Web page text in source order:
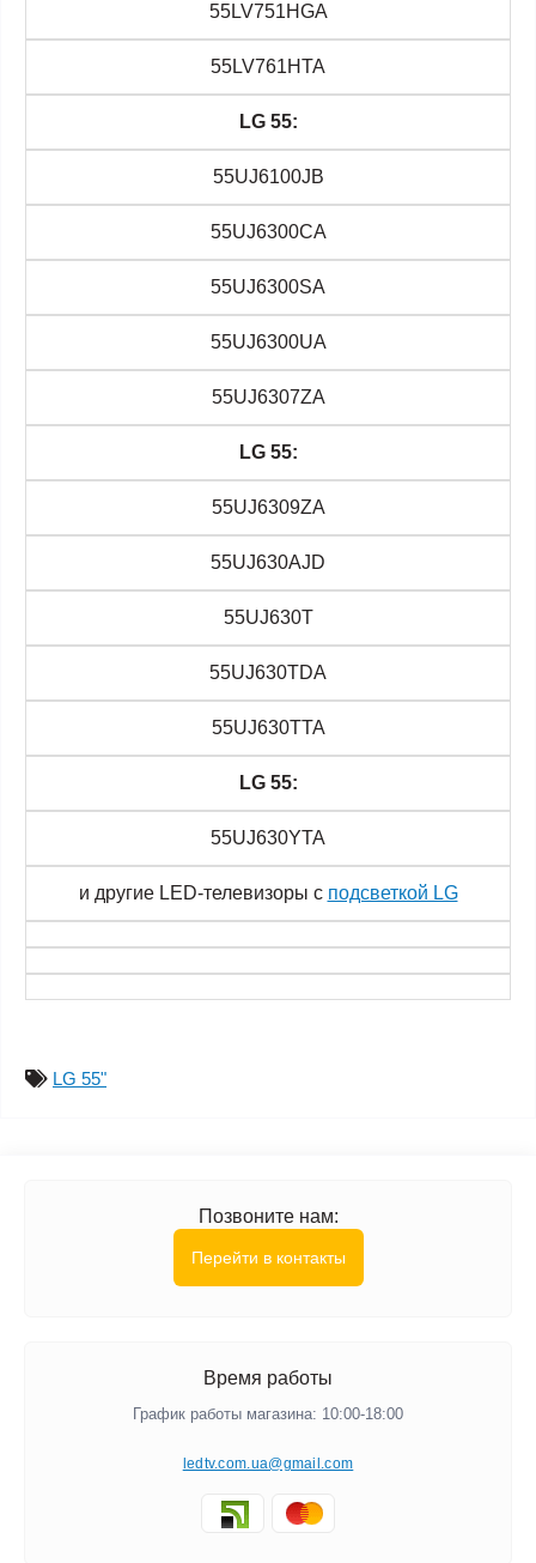
55LV751HGA
55LV761HTA
LG 55:
55UJ6100JB
55UJ6300CA
55UJ6300SA
55UJ6300UA
55UJ6307ZA
LG 55:
55UJ6309ZA
55UJ630AJD
55UJ630T
55UJ630TDA
55UJ630TTA
LG 55:
55UJ630YTA
и другие LED-телевизоры с подсветкой LG
LG 55"
Позвоните нам:
Перейти в контакты
Время работы
График работы магазина: 10:00-18:00
ledtv.com.ua@gmail.com